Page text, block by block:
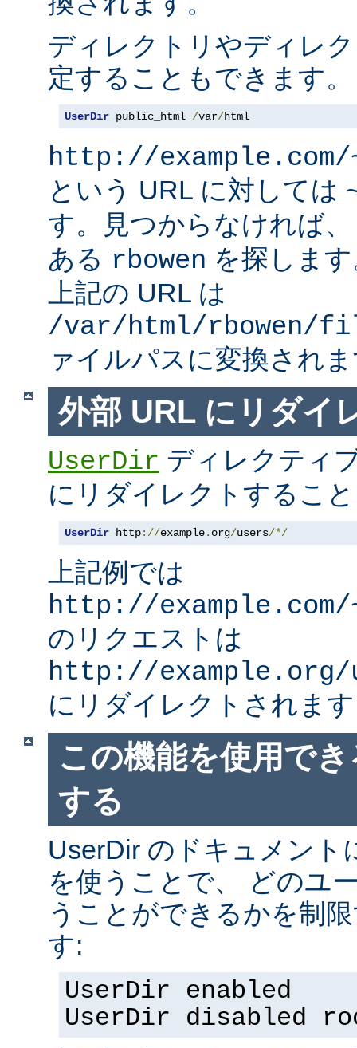
ディレクトリやディレ
定することもできます。
UserDir public_html /var/html
http://
という URL に対しては
す。見つからなければ
ある rbowen を探しま
上記の URL は
/var/html/rbowen/
ァイルパスに変換され
外部 URL にリダイ
UserDir ディレクティ
にリダイレクトするこ
UserDir http://example. org/users/*/
上記例では
http://example.com/
のリクエストは
http://example.org/
にリダイレクトされま
この機能を使用で
する
UserDir のドキュメント
を使うことで、 どのユ
うことができるかを制
す:
UserDir enabled
UserDir disabled